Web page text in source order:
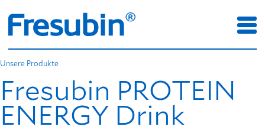
Unsere Produkte
Fresubin PROTEIN
ENERGY Drink